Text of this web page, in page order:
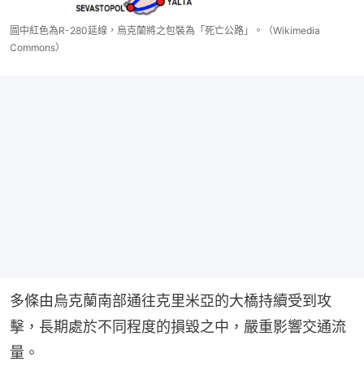
圖中紅色為R-280延線，烏克蘭將之包裝為「死亡公路」。（Wikimedia
Commons）
多條由烏克蘭南部通往克里米亞的大橋持續受到攻
擊，長期處於不同程度的損毀之中，嚴重影響交通流
量。